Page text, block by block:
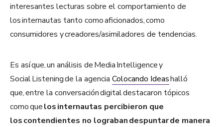
interesantes lecturas sobre el comportamiento de
los internautas tanto como aficionados, como
consumidores y creadores/asimiladores de tendencias.
Es así que, un análisis de Media Intelligence y
Social Listening de la agencia Colocando Ideashalló
que, entre la conversación digital destacaron tópicos
como quelos internautas percibieron que
los contendientes no lograban despuntar de manera